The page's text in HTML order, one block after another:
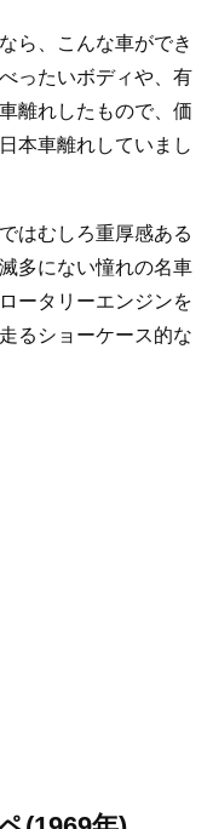
ら、こんな車ができ
ったいボディや、有
離れしたもので、価
本車離れしていまし
はむしろ重厚感ある
多にない憧れの名車
ータリーエンジンを
るショーケース的な